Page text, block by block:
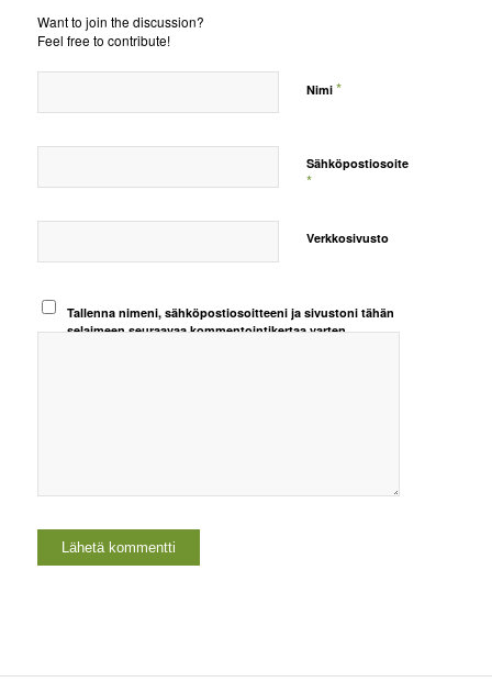
Want to join the discussion?
Feel free to contribute!
Nimi *
Sähköpostiosoite
*
Verkkosivusto
Tallenna nimeni, sähköpostiosoitteeni ja sivustoni tähän
selaimeen seuraavaa kommentointikertaa varten.